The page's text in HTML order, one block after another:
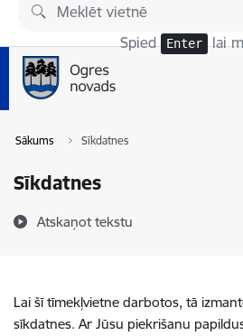
Pāriet uz lapas saturu
Spied Enter lai
Sākums Sīkdatnes
Sīkdatnes
Atskaņot tekstu
Lai šī tīmekļvietne darbotos, tā
sīkdatnes. Ar Jūsu piekrišanu